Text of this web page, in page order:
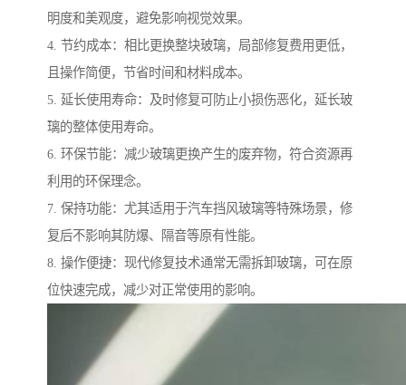
明度和美观度，避免影响视觉效果。
4. 节约成本：相比更换整块玻璃，局部修复费用更低，
且操作简便，节省时间和材料成本。
5. 延长使用寿命：及时修复可防止小损伤恶化，延长玻
璃的整体使用寿命。
6. 环保节能：减少玻璃更换产生的废弃物，符合资源再
利用的环保理念。
7. 保持功能：尤其适用于汽车挡风玻璃等特殊场景，修
复后不影响其防爆、隔音等原有性能。
8. 操作便捷：现代修复技术通常无需拆卸玻璃，可在原
位快速完成，减少对正常使用的影响。